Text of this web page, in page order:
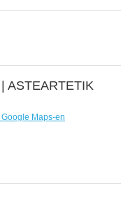
ASTEARTETIK
Google Maps-en